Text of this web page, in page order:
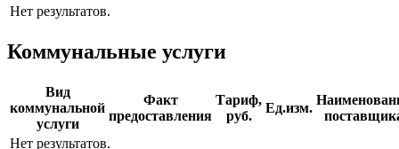
Нет результатов.
Коммунальные услуги
Вид
коммунальной
услуги
Факт
предоставления
Тариф,
руб.
Ед.изм.
Нет результатов.